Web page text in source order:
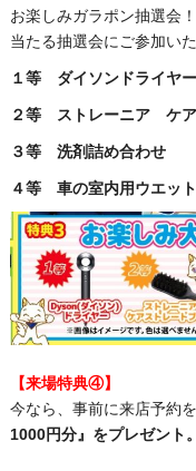
お楽しみガラポン抽選会！
当たる抽選会にご参加い
１等 ダイソンドライヤー
２等 ストレーニア ケア
３等 洗剤詰め合わせ
４等 車の室内用ウエッ
【来場特典④】
今なら、事前に来店予約
1000円分』をプレゼント。